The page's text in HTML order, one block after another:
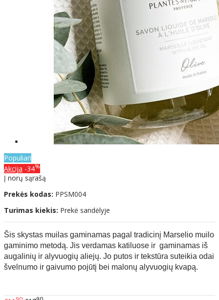
Populiari
Akcija -34%
Į norų sąrašą
Prekės kodas: PPSM004
Turimas kiekis: Prekė sandėlyje
Šis skystas muilas gaminamas pagal tradicinį Marselio muilo
gaminimo metodą. Jis verdamas katiluose ir gaminamas iš
augalinių ir alyvuogių aliejų. Jo putos ir tekstūra suteikia odai
švelnumo ir gaivumo pojūtį bei malonų alyvuogių kvapą.